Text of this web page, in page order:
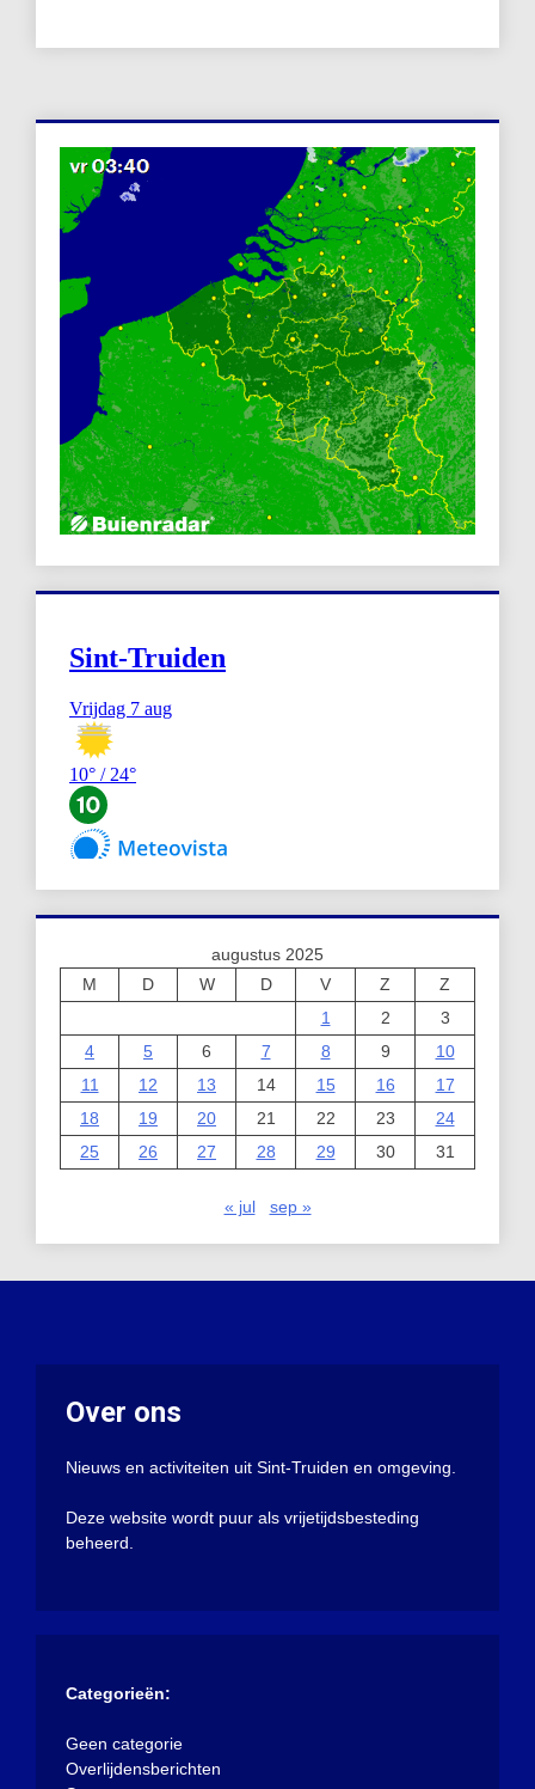
augustus 2025
M
D W D V Z
Z
1
2
3
4
5 6 7 8 9
10
11
12 13 14 15 16
17
18
19 20 21 22 23
24
25
26 27 28 29 30 31
« jul sep »
Over ons
Nieuws en activiteiten uit Sint-Truiden en omgeving.
Deze website wordt puur als vrijetijdsbesteding
beheerd.
Categorieën:
Geen categorie
Overlijdensberichten